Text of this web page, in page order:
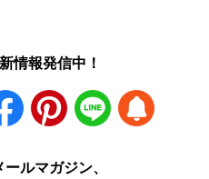
情報発信中！
Pinterest LINE
ルマガジン、